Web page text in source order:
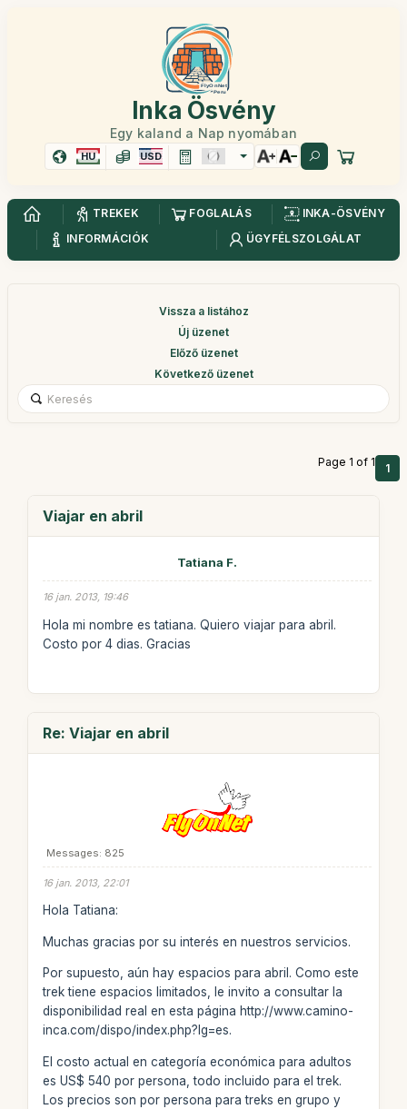
Inka Ösvény
Egy kaland a Nap nyomában
HU USD
TREKEK FOGLALÁS
INKA-ÖSVÉNY
INFORMÁCIÓK
ÜGYFÉLSZOLGÁLAT
Vissza a listához
Új üzenet
Előző üzenet
Következő üzenet
Page 1 of 1 1
Viajar en abril
Tatiana F.
16 jan. 2013, 19:46
Hola mi nombre es tatiana. Quiero viajar para abril.
Costo por 4 dias. Gracias
Re: Viajar en abril
Messages: 825
16 jan. 2013, 22:01
Hola Tatiana:
Muchas gracias por su interés en nuestros servicios.
Por supuesto, aún hay espacios para abril. Como este
trek tiene espacios limitados, le invito a consultar la
disponibilidad real en esta página http://www.camino-
inca.com/dispo/index.php?lg=es.
El costo actual en categoría económica para adultos
es US$ 540 por persona, todo incluido para el trek.
Los precios son por persona para treks en grupo y